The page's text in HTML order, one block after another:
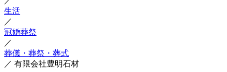
生活
／
冠婚葬祭
／
葬儀・葬祭・葬式
／ 有限会社豊明石材